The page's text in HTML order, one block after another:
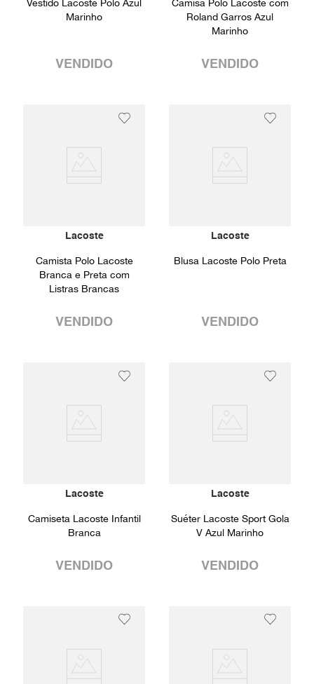
Vestido Lacoste Polo Azul
Marinho
VENDIDO
Camisa Polo Lacoste com
Roland Garros Azul
Marinho
VENDIDO
Lacoste
Camista Polo Lacoste
Branca e Preta com
Listras Brancas
VENDIDO
Lacoste
Blusa Lacoste Polo Preta
VENDIDO
Lacoste
Camiseta Lacoste Infantil
Branca
VENDIDO
Lacoste
Suéter Lacoste Sport Gola
V Azul Marinho
VENDIDO